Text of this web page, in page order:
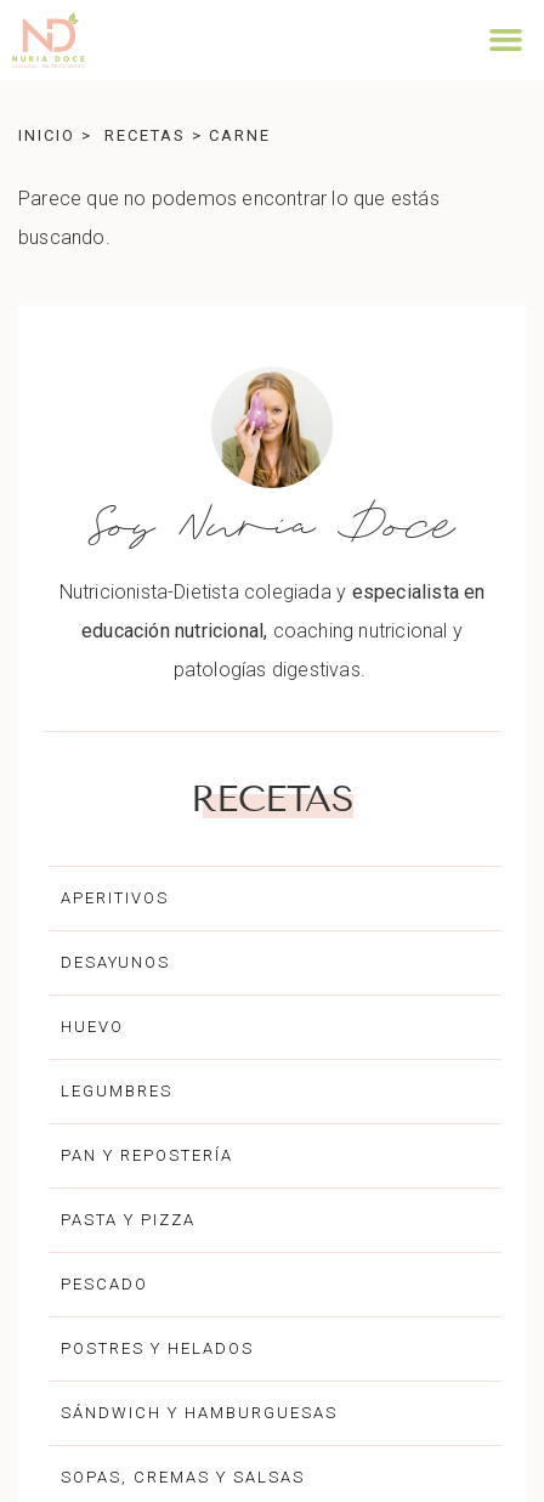
INICIO > RECETAS > CARNE
Parece que no podemos encontrar lo que estás
buscando.
Soy Nuria Doce
Nutricionista-Dietista colegiada y especialista en
educación nutricional, coaching nutricional y
patologías digestivas.
RECETAS
APERITIVOS
DESAYUNOS
HUEVO
LEGUMBRES
PAN Y REPOSTERÍA
PASTA Y PIZZA
PESCADO
POSTRES Y HELADOS
SÁNDWICH Y HAMBURGUESAS
SOPAS, CREMAS Y SALSAS